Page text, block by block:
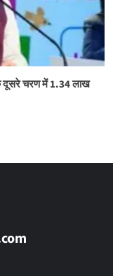
दूसरे चरण में 1.34 लाख